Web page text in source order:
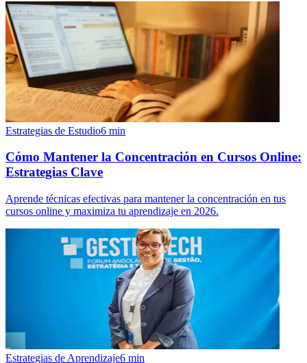
Estrategias de Estudio6 min
Cómo Mantener la Concentración en Cursos Online:
Estrategias Clave
Aprende técnicas efectivas para mantener la concentración en tus
cursos online y maximiza tu aprendizaje en 2026.
Estrategias de Aprendizaje6 min